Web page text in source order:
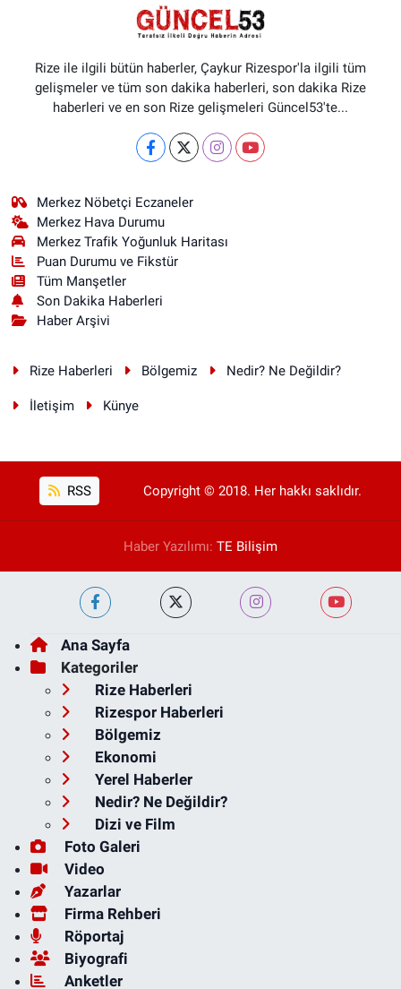
Rize ile ilgili bütün haberler, Çaykur Rizespor'la ilgili tüm
gelişmeler ve tüm son dakika haberleri, son dakika Rize
haberleri ve en son Rize gelişmeleri Güncel53'te...
Merkez Nöbetçi Eczaneler
Merkez Hava Durumu
Merkez Trafik Yoğunluk Haritası
Puan Durumu ve Fikstür
Tüm Manşetler
Son Dakika Haberleri
Haber Arşivi
Rize Haberleri Bölgemiz Nedir? Ne Değildir?
İletişim Künye
RSS Copyright © 2018. Her hakkı saklıdır.
Haber Yazılımı: TE Bilişim
Ana Sayfa
Kategoriler
Rize Haberleri
Rizespor Haberleri
Bölgemiz
Ekonomi
Yerel Haberler
Nedir? Ne Değildir?
Dizi ve Film
Foto Galeri
Video
Yazarlar
Firma Rehberi
Röportaj
Biyografi
Anketler